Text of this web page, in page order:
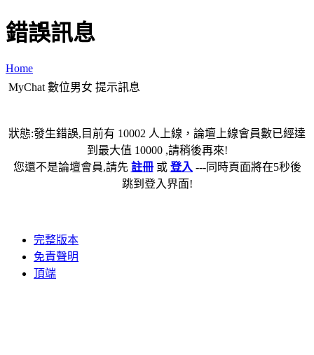
錯誤訊息
Home
MyChat 數位男女 提示訊息
狀態:發生錯誤,目前有 10002 人上線，論壇上線會員數已經達
到最大值 10000 ,請稍後再來!
您還不是論壇會員,請先 註冊或 登入 ---同時頁面將在5秒後
跳到登入界面!
完整版本
免責聲明
頂端